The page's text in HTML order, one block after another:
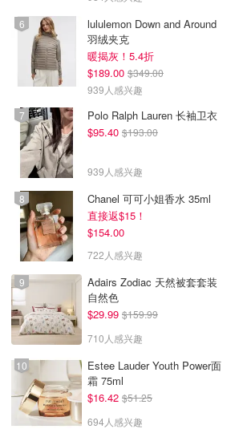
$80.00
Polly Akacia
你连衣裙 粉色
Princess Polly AU
去购买
$146.00
连衣裙
去购买
lululemon Down and Around
羽绒夹克
暖揭灰！5.4折
$189.00 $349.00
939人感兴趣
Polo Ralph Lauren 长袖卫衣
$95.40 $193.00
939人感兴趣
Chanel 可可小姐香水 35ml
直接返$15！
$154.00
722人感兴趣
Adairs Zodiac 天然被套套装
自然色
$29.99 $159.99
710人感兴趣
Estee Lauder Youth Power面
霜 75ml
$16.42 $51.25
694人感兴趣